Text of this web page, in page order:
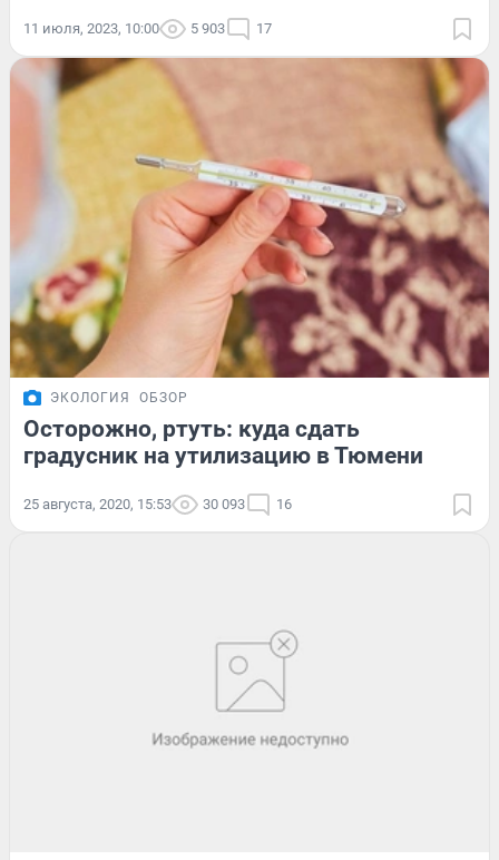
11 июля, 2023, 10:00 5 903 17
ЭКОЛОГИЯ ОБЗОР
Осторожно, ртуть: куда сдать
градусник на утилизацию в Тюмени
25 августа, 2020, 15:53 30 093 16